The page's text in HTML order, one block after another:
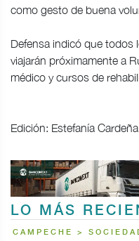
como gesto de buena
Defensa indicó que todos
viajarán próximamente a
médico y cursos de
Edición: Estefanía Cardeña
LO MÁS
CAMPECHE >